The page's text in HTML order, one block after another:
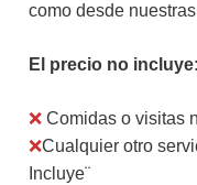
como desde
El precio no incluye:
❌ Comidas o visitas
❌Cualquier otro
Incluye¨